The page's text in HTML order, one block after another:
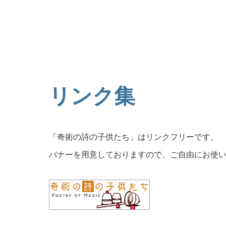
リンク集
「奇術の詩の子供たち」はリンクフリーです。
バナーを用意しておりますので、ご自由にお使い